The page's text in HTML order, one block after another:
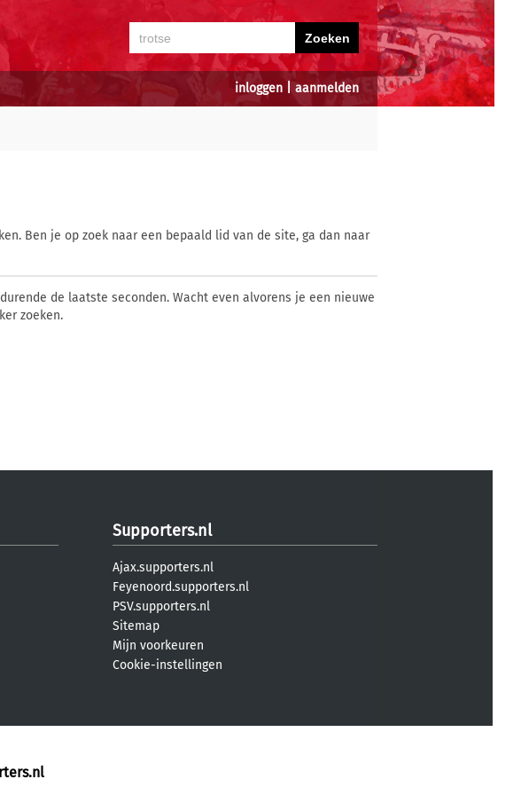
inloggen aanmelden
Ben je op zoek naar een bepaald lid van de site, ga dan naar
de laatste seconden. Wacht even alvorens je een nieuwe
zoeken.
Supporters.nl
Ajax.supporters.nl
Feyenoord.supporters.nl
PSV.supporters.nl
Sitemap
Mijn voorkeuren
Cookie-instellingen